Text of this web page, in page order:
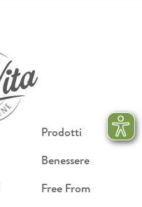
Prodotti
Benessere
Free From